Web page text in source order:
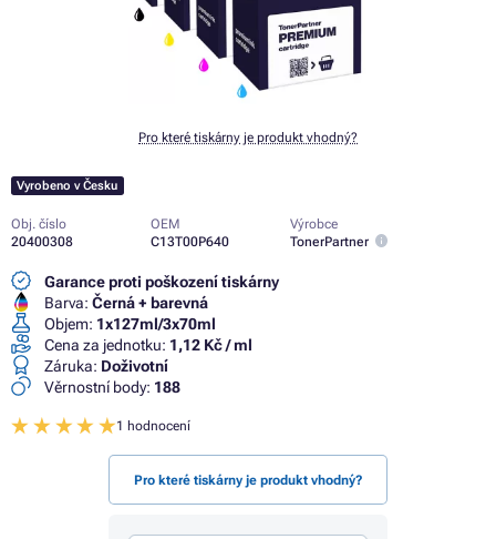
Pro které tiskárny je produkt vhodný?
Vyrobeno v Česku
Obj. číslo
20400308
OEM
C13T00P640
Výrobce
TonerPartner
Garance proti poškození tiskárny
Barva: Černá + barevná
Objem: 1x127ml/3x70ml
Cena za jednotku: 1,12 Kč / ml
Záruka: Doživotní
Věrnostní body: 188
1 hodnocení
Pro které tiskárny je produkt vhodný?